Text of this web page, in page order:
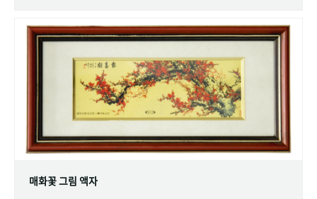
매화꽃 그림 액자